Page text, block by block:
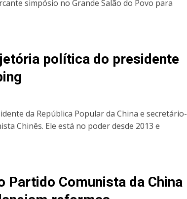
simpósio no Grande Salão do Povo para
política do presidente
da República Popular da China e secretário-
Chinês. Ele está no poder desde 2013 e
Partido Comunista da China